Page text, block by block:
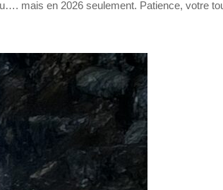
mais en 2026 seulement. Patience, votre